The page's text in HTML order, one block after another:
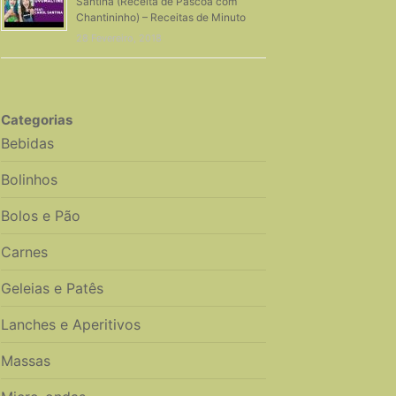
Chantininho) – Receitas de Minuto
28 Fevereiro, 2018
Categorias
Bebidas
Bolinhos
Bolos e Pão
Carnes
Geleias e Patês
Lanches e Aperitivos
Massas